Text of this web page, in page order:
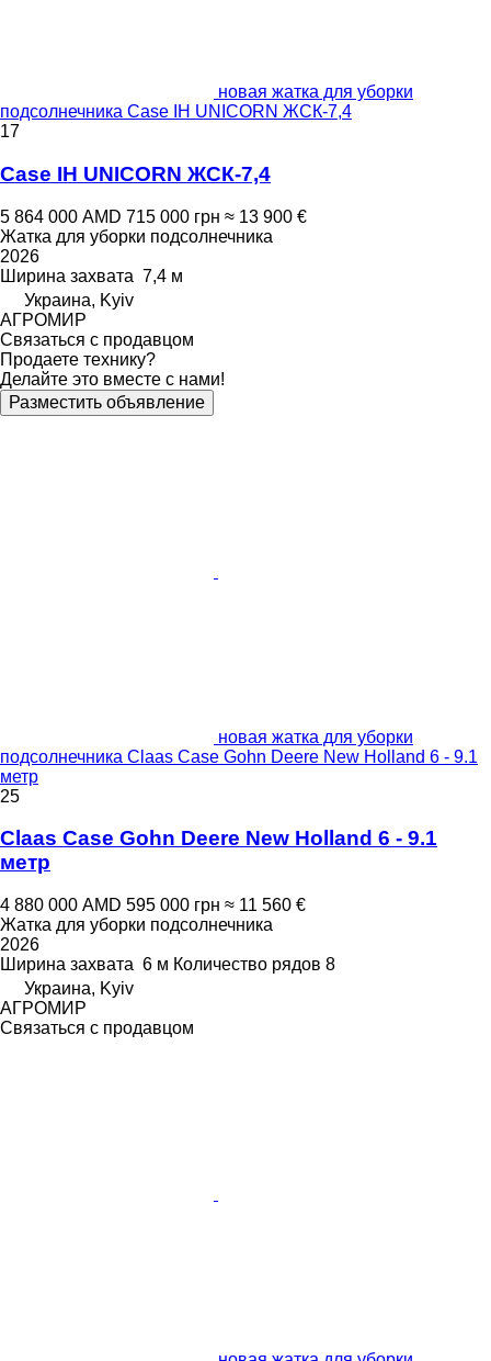
новая жатка для уборки
подсолнечника Case IH UNICORN ЖСК-7,4
17
Case IH UNICORN ЖСК-7,4
5 864 000 AMD 715 000 грн ≈ 13 900 €
Жатка для уборки подсолнечника
2026
Ширина захвата 7,4 м
Украина, Kyiv
АГРОМИР
Связаться с продавцом
Продаете технику?
Делайте это вместе с нами!
Разместить объявление
новая жатка для уборки
подсолнечника Claas Case Gohn Deere New Holland 6 - 9.1
метр
25
Claas Case Gohn Deere New Holland 6 - 9.1
метр
4 880 000 AMD 595 000 грн ≈ 11 560 €
Жатка для уборки подсолнечника
2026
Ширина захвата 6 м Количество рядов 8
Украина, Kyiv
АГРОМИР
Связаться с продавцом